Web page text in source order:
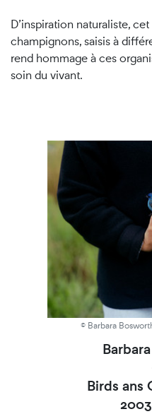
D’inspiration naturaliste,
champignons, saisis à
rend hommage à ces
soin du vivant.
© Barbara
Birds ans